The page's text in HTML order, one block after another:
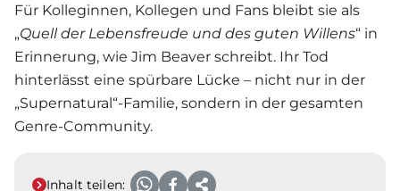
Für Kolleginnen, Kollegen und Fans bleibt sie als
„Quell der Lebensfreude und des guten Willens“ in
Erinnerung, wie Jim Beaver schreibt. Ihr Tod
hinterlässt eine spürbare Lücke – nicht nur in der
„Supernatural“-Familie, sondern in der gesamten
Genre-Community.
Inhalt teilen: